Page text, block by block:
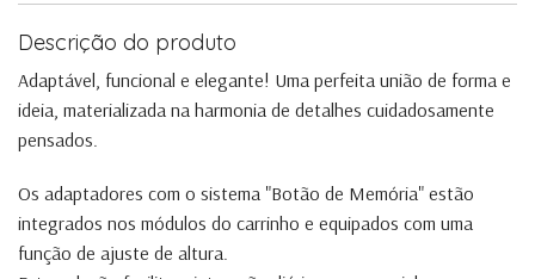
Descrição do produto
Adaptável, funcional e elegante! Uma perfeita união de forma e
ideia, materializada na harmonia de detalhes cuidadosamente
pensados.
Os adaptadores com o sistema "Botão de Memória" estão
integrados nos módulos do carrinho e equipados com uma
função de ajuste de altura.